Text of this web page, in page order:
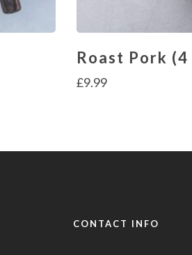
Roast Pork
£9.99
CONTACT INFO